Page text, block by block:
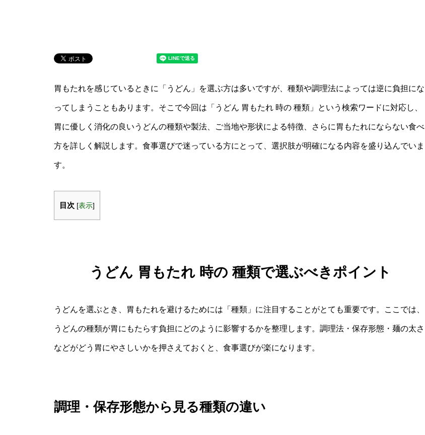
胃もたれを感じているときに「うどん」を選ぶ方は多いですが、種類や調理法によっては逆に負担にな
ってしまうこともあります。そこで今回は「うどん 胃もたれ 時の 種類」という検索ワードに対応し、
胃に優しく消化の良いうどんの種類や製法、ご当地や形状による特徴、さらに胃もたれにならない食べ
方を詳しく解説します。食事選びで迷っている方にとって、選択肢が明確になる内容を盛り込んでいま
す。
目次 [表示]
うどん 胃もたれ 時の 種類で選ぶべきポイント
うどんを選ぶとき、胃もたれを避けるためには「種類」に注目することがとても重要です。ここでは、
うどんの種類が胃にもたらす負担にどのように影響するかを整理します。調理法・保存形態・麺の太さ
などがどう胃にやさしいかを押さえておくと、食事選びが楽になります。
調理・保存形態から見る種類の違い